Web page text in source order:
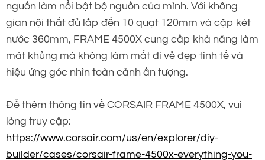
nguồn làm nổi bật bộ nguồn của mình. Với không
gian nội thất đủ lắp đến 10 quạt 120mm và cặp két
nước 360mm, FRAME 4500X cung cấp khả năng làm
mát khủng mà không làm mất đi vẻ đẹp tinh tế và
hiệu ứng góc nhìn toàn cảnh ấn tượng.
Để thêm thông tin về CORSAIR FRAME 4500X, vui
lòng truy cập:
https://www.corsair.com/us/en/explorer/diy-
builder/cases/corsair-frame-4500x-everything-you-